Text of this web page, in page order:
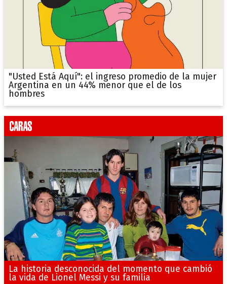
"Usted Está Aquí": el ingreso promedio de la mujer
Argentina en un 44% menor que el de los
hombres
La historia desconocida del momento que cambió
la vida de Lionel Messi y su familia